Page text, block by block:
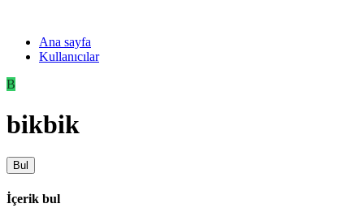
Ana sayfa
Kullanıcılar
B
bikbik
Bul
İçerik bul